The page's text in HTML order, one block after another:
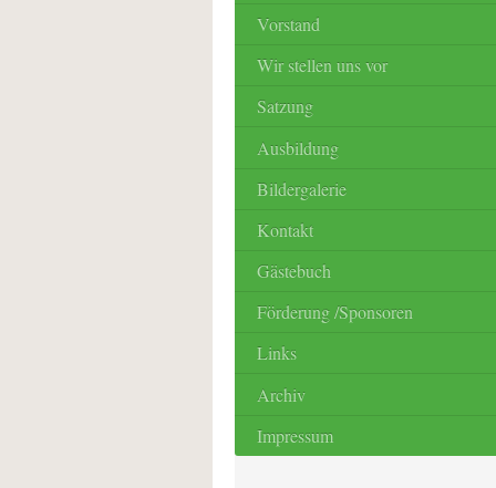
Vorstand
Wir stellen uns vor
Satzung
Ausbildung
Bildergalerie
Kontakt
Gästebuch
Förderung /Sponsoren
Links
Archiv
Impressum